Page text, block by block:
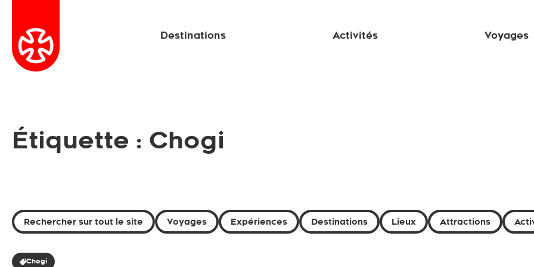
Destinations Activités Voyages
Étiquette : Chogi
Rechercher sur tout le site Voyages Expériences Destinations Lieux Attractions
Chogi